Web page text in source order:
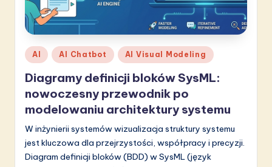
s
h
L
a
t
e
Posted
in
AI AI Chatbot AI Visual Modeling
Diagramy definicji bloków SysML:
nowoczesny przewodnik po
modelowaniu architektury systemu
W inżynierii systemów wizualizacja struktury systemu
jest kluczowa dla przejrzystości, współpracy i precyzji.
Diagram definicji bloków (BDD) w SysML (język